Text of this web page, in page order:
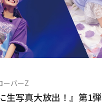
ーバーZ
生写真大放出！』第1弾